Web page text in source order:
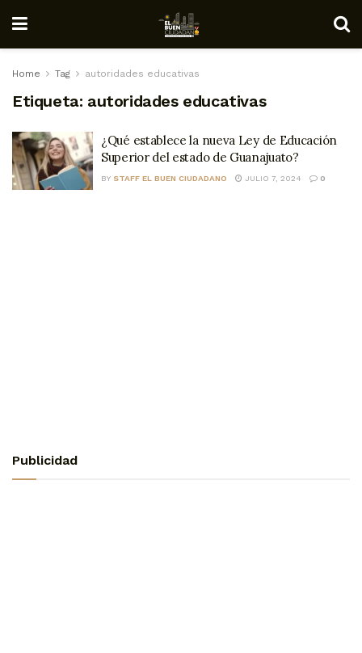
Home Tag autoridades educativas
Etiqueta: autoridades educativas
¿Qué establece la nueva Ley de Educación
Superior del estado de Guanajuato?
BY STAFF EL BUEN CIUDADANO JULIO 7, 2024 0
Publicidad